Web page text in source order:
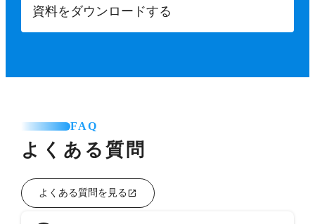
資料をダウンロードする
FAQ
よくある質問
よくある質問を見る